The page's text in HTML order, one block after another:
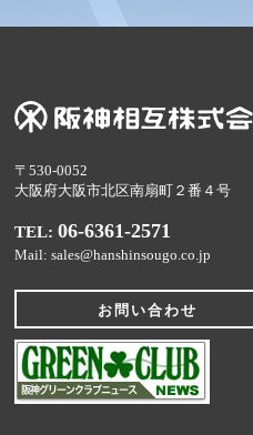
〒530-0052
大阪府大阪市北区南扇町２番４号
TEL:06-6361-2571
Mail: sales@hanshinsougo.co.jp
お問い合わせ